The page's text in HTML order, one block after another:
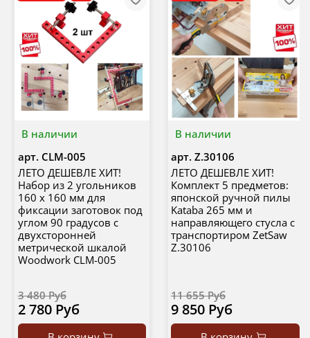
В наличии
арт. CLM-005
ЛЕТО ДЕШЕВЛЕ ХИТ!
Набор из 2 угольников
160 х 160 мм для
фиксации заготовок под
углом 90 градусов с
двухсторонней
метрической шкалой
Woodwork CLM-005
3 480 Руб
2 780 Руб
В наличии
арт. Z.30106
ЛЕТО ДЕШЕВЛЕ ХИТ!
Комплект 5 предметов:
японской ручной пилы
Kataba 265 мм и
направляющего стусла с
транспортиром ZetSaw
Z.30106
11 655 Руб
9 850 Руб